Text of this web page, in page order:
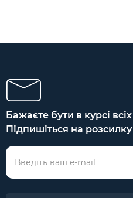
Бажаєте бути в курсі
Підпишіться на розсилку